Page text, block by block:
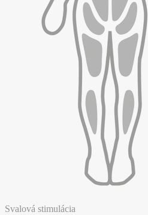
Svalová stimulácia